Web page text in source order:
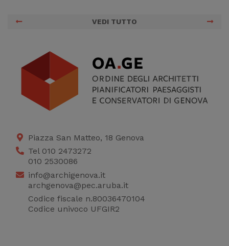
VEDI TUTTO
Piazza San Matteo, 18 Genova
Tel 010 2473272
010 2530086
info@archigenova.it
archgenova@pec.aruba.it
Codice fiscale n.80036470104
Codice univoco UFGIR2